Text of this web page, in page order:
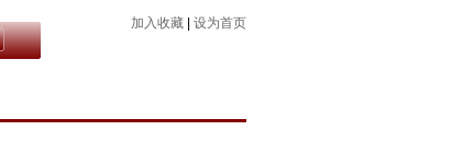
加入收藏 设为首页